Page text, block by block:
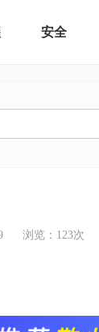
安全
浏览： 123次